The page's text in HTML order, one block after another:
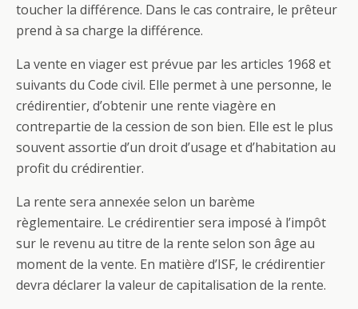
toucher la différence. Dans le cas contraire, le prêteur
prend à sa charge la différence.
La vente en viager est prévue par les articles 1968 et
suivants du Code civil. Elle permet à une personne, le
crédirentier, d’obtenir une rente viagère en
contrepartie de la cession de son bien. Elle est le plus
souvent assortie d’un droit d’usage et d’habitation au
profit du crédirentier.
La rente sera annexée selon un barème
règlementaire. Le crédirentier sera imposé à l’impôt
sur le revenu au titre de la rente selon son âge au
moment de la vente. En matière d’ISF, le crédirentier
devra déclarer la valeur de capitalisation de la rente.